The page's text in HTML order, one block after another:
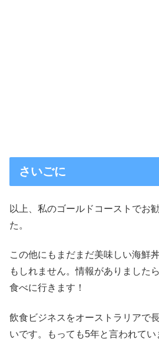
さいごに
以上、私のゴールドコーストでお
た。
この他にもまだまだ美味しい海鮮
もしれません。情報がありました
食べに行きます！
飲食ビジネスをオーストラリアで
いです。もっても5年と言われて